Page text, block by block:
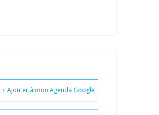
+ Ajouter à mon Agenda Google